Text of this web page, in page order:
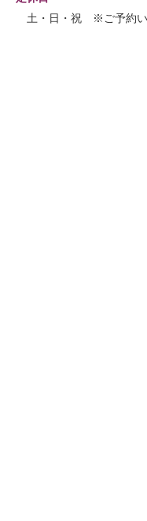
土・日・祝 ※ご予約い